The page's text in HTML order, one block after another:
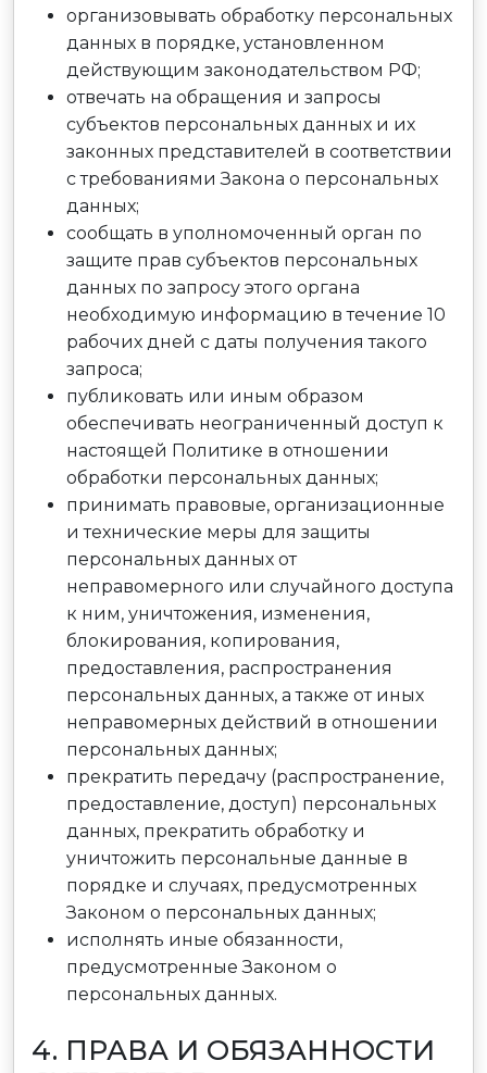
организовывать обработку персональных
данных в порядке, установленном
действующим законодательством РФ;
отвечать на обращения и запросы
субъектов персональных данных и их
законных представителей в соответствии
с требованиями Закона о персональных
данных;
сообщать в уполномоченный орган по
защите прав субъектов персональных
данных по запросу этого органа
необходимую информацию в течение 10
рабочих дней с даты получения такого
запроса;
публиковать или иным образом
обеспечивать неограниченный доступ к
настоящей Политике в отношении
обработки персональных данных;
принимать правовые, организационные
и технические меры для защиты
персональных данных от
неправомерного или случайного доступа
к ним, уничтожения, изменения,
блокирования, копирования,
предоставления, распространения
персональных данных, а также от иных
неправомерных действий в отношении
персональных данных;
прекратить передачу (распространение,
предоставление, доступ) персональных
данных, прекратить обработку и
уничтожить персональные данные в
порядке и случаях, предусмотренных
Законом о персональных данных;
исполнять иные обязанности,
предусмотренные Законом о
персональных данных.
4. ПРАВА И ОБЯЗАННОСТИ